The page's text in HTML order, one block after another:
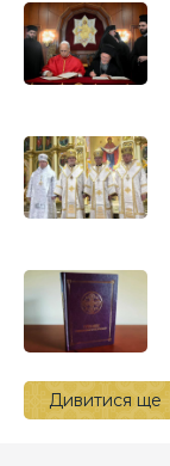
Дивитися ще